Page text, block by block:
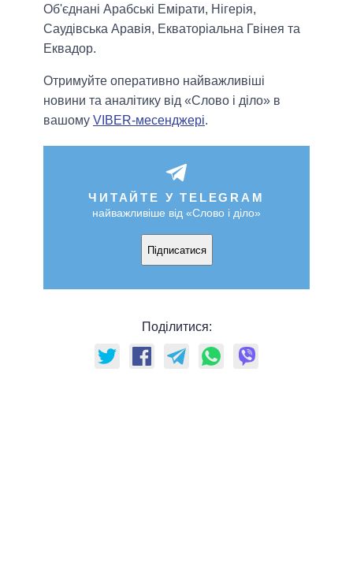
Об'єднані Арабські Емірати, Нігерія,
Саудівська Аравія, Екваторіальна Гвінея та
Еквадор.
Отримуйте оперативно найважливіші
новини та аналітику від «Слово і діло» в
вашому VIBER-месенджері.
ЧИТАЙТЕ У TELEGRAM
найважливіше від «Слово і діло»
Підписатися
Поділитися: